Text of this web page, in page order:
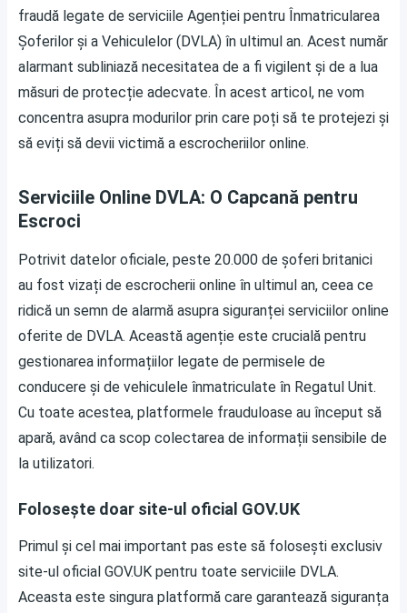
fraudă legate de serviciile Agenției pentru Înmatricularea
Șoferilor și a Vehiculelor (DVLA) în ultimul an. Acest număr
alarmant subliniază necesitatea de a fi vigilent și de a lua
măsuri de protecție adecvate. În acest articol, ne vom
concentra asupra modurilor prin care poți să te protejezi și
să eviți să devii victimă a escrocheriilor online.
Serviciile Online DVLA: O Capcană pentru
Escroci
Potrivit datelor oficiale, peste 20.000 de șoferi britanici
au fost vizați de escrocherii online în ultimul an, ceea ce
ridică un semn de alarmă asupra siguranței serviciilor online
oferite de DVLA. Această agenție este crucială pentru
gestionarea informațiilor legate de permisele de
conducere și de vehiculele înmatriculate în Regatul Unit.
Cu toate acestea, platformele frauduloase au început să
apară, având ca scop colectarea de informații sensibile de
la utilizatori.
Folosește doar site-ul oficial GOV.UK
Primul și cel mai important pas este să folosești exclusiv
site-ul oficial GOV.UK pentru toate serviciile DVLA.
Aceasta este singura platformă care garantează siguranța